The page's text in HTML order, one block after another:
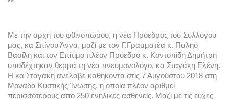
**
Με την αρχή του φθινοπώρου, η νέα Πρόεδρος του Συλλόγου
μας, κα Σπίνου Άννα, μαζί με τον Γ.Γραμματέα κ. Παληό
Βασίλη και τον Επίτιμο πλέον Πρόεδρο κ. Κοντοπίδη Δημήτρη
υποδέχτηκαν θερμά τη νέα πνευμονολόγο, κα Σταγάκη Ελένη.
Η κα Σταγάκη ανέλαβε καθήκοντα στις 7 Αυγούστου 2018 στη
Μονάδα Κυστικής Ίνωσης, η οποία πλέον αριθμεί
περισσότερους από 250 ενήλικες ασθενείς. Μαζί με τις ευχές